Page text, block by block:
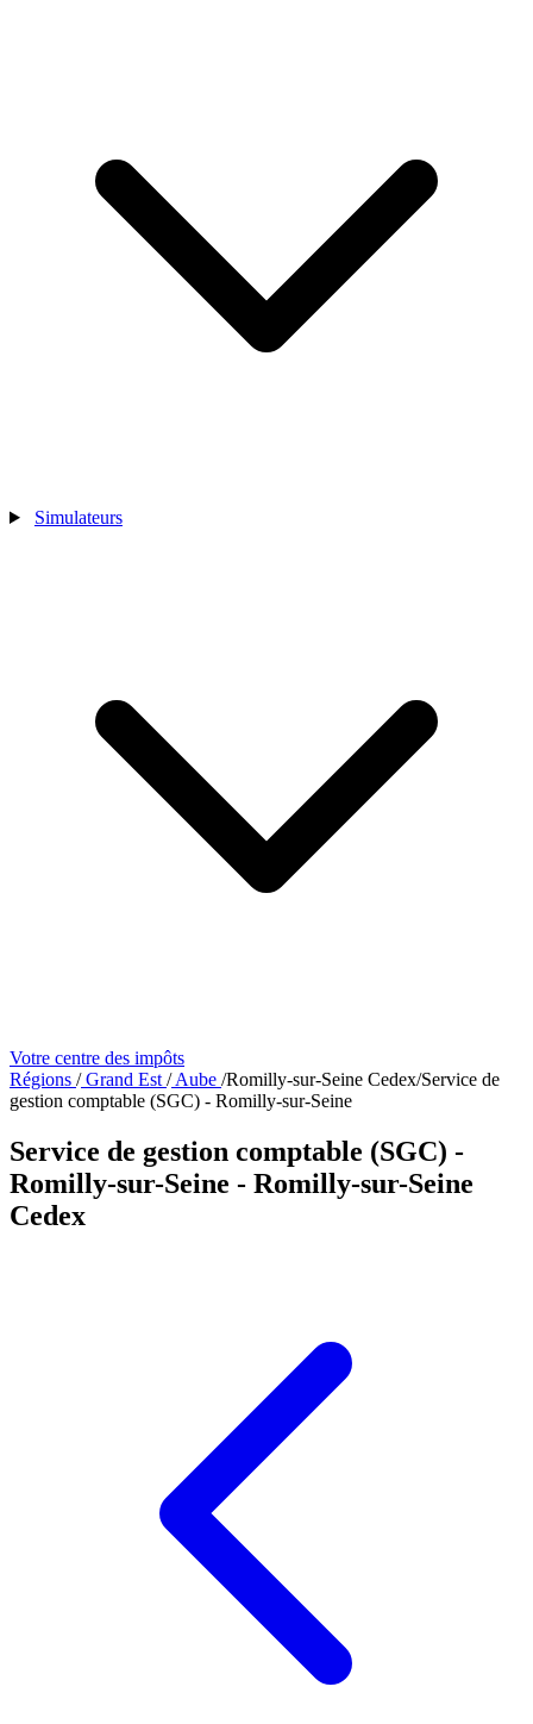
Simulateurs
Votre centre des impôts
Régions /Grand Est /Aube /Romilly-sur-Seine Cedex/Service de
gestion comptable (SGC) - Romilly-sur-Seine
Service de gestion comptable (SGC) -
Romilly-sur-Seine - Romilly-sur-Seine
Cedex